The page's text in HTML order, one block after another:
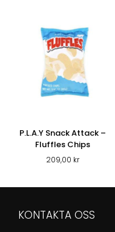
P.L.A.Y Snack Attack –
Fluffles Chips
209,00 kr
KONTAKTA OSS